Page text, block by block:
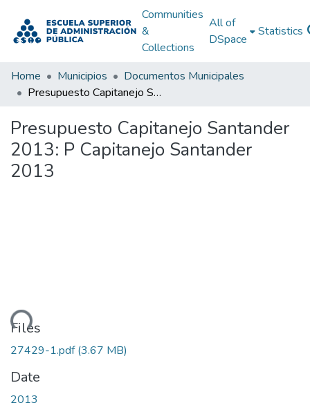
Communities
&
Collections
All of
DSpace
Statistics
Home Municipios
Documentos Municipales
Presupuesto Capitanejo Santander 2013: P Capitanejo Santander 2013
Presupuesto Capitanejo Santander
2013: P Capitanejo Santander
2013
Files
27429-1.pdf(3.67 MB)
Date
2013